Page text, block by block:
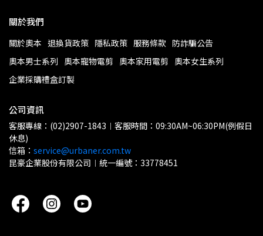
關於我們
關於奧本 退換貨政策 隱私政策 服務條款 防詐騙公告
奧本男士系列 奧本寵物電剪 奧本家用電剪 奧本女生系列
企業採購禮盒訂製
公司資訊
客服專線：(02)2907-1843︱客服時間：09:30AM~06:30PM(例假日
休息)
信箱： service@urbaner.com.tw
昆豪企業股份有限公司︱統一編號：33778451